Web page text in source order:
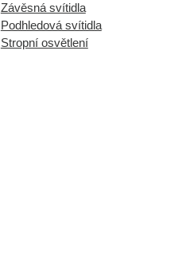
Závěsná svítidla
Podhledová svítidla
Stropní osvětlení